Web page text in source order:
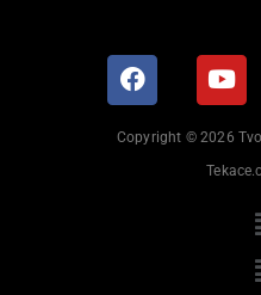
Copyright © 2026